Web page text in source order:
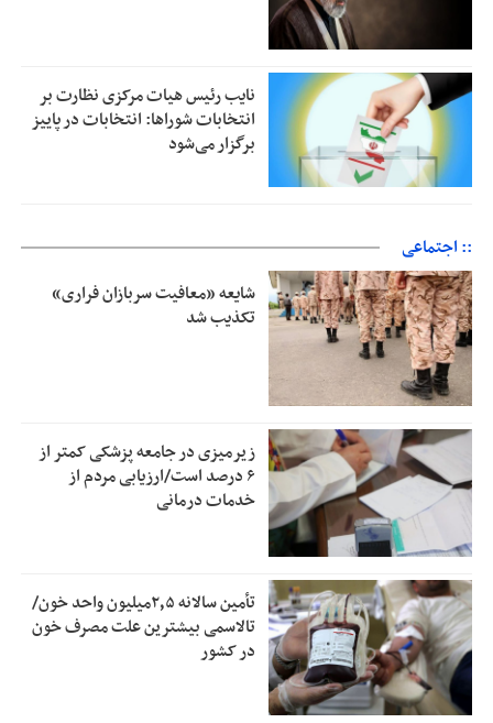
نایب رئیس هیات مرکزی نظارت بر
انتخابات شوراها: انتخابات در پاییز
برگزار می‌شود
:: اجتماعی
شایعه «معافیت سربازان فراری»
تکذیب شد
زیرمیزی در جامعه پزشکی کمتر از
۶ درصد است/ارزیابی مردم از
خدمات درمانی
تأمین سالانه ۲٫۵میلیون واحد خون/
تالاسمی بیشترین علت مصرف‌ خون
در کشور